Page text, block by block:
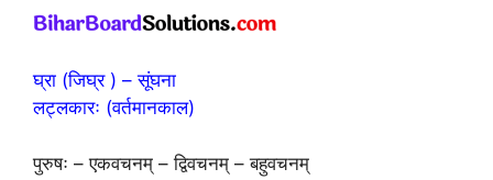
घ्रा (जिघ्र ) – सूंघना
लट्लकारः (वर्तमानकाल)
पुरुषः – एकवचनम् – द्विवचनम् – बहुवचनम्